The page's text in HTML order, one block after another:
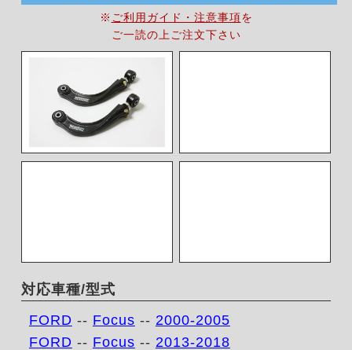
※ ご利用ガイド・注意事項を
ご一読の上ご注文下さい
対応車種/型式
FORD -- Focus -- 2000-2005
FORD -- Focus -- 2013-2018